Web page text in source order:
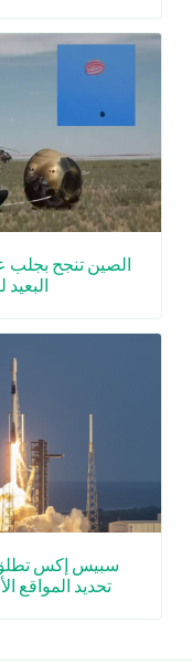
الصين تنجح بجلب
البعيد
سبيس إكس
تحديد المواقع